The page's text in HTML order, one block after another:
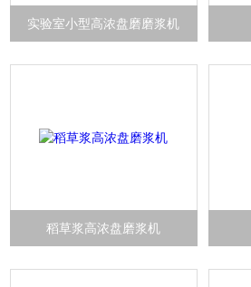
实验室小型高浓盘磨磨浆机
稻草浆高浓盘磨浆机